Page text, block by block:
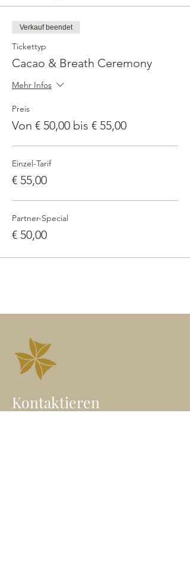
Verkauf beendet
Tickettyp
Cacao & Breath Ceremony
Mehr Infos
Preis
Von € 50,00 bis € 55,00
Einzel-Tarif
€ 55,00
Partner-Special
€ 50,00
Kontaktieren